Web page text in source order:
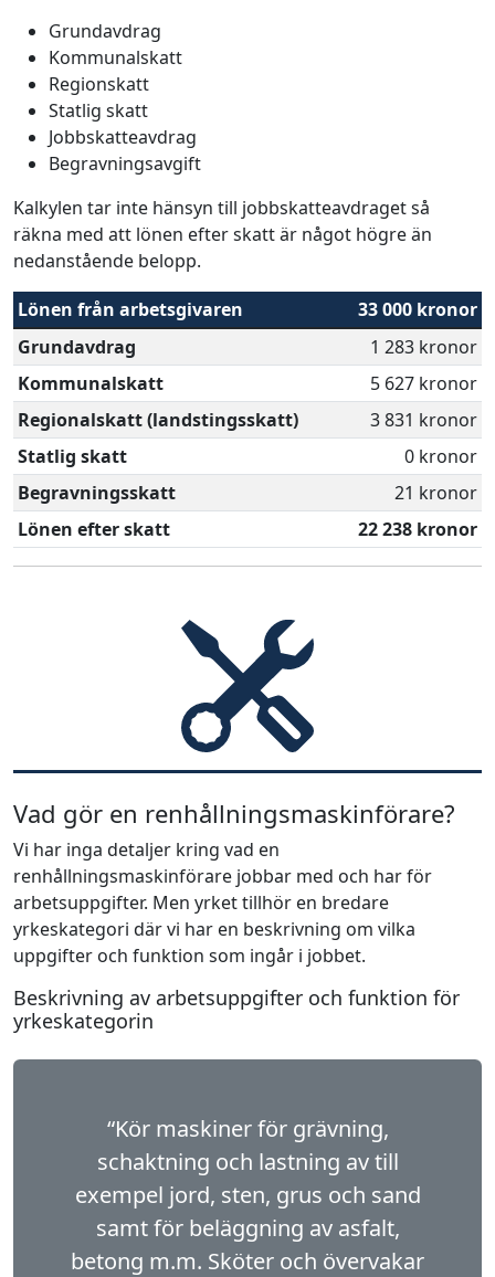
Grundavdrag
Kommunalskatt
Regionskatt
Statlig skatt
Jobbskatteavdrag
Begravningsavgift
Kalkylen tar inte hänsyn till jobbskatteavdraget så
räkna med att lönen efter skatt är något högre än
nedanstående belopp.
Lönen från arbetsgivaren
33 000 kronor
Grundavdrag
1 283 kronor
Kommunalskatt
5 627 kronor
Regionalskatt (landstingsskatt)
3 831 kronor
Statlig skatt
0 kronor
Begravningsskatt
21 kronor
Lönen efter skatt
22 238 kronor
Vad gör en renhållningsmaskinförare?
Vi har inga detaljer kring vad en
renhållningsmaskinförare jobbar med och har för
arbetsuppgifter. Men yrket tillhör en bredare
yrkeskategori där vi har en beskrivning om vilka
uppgifter och funktion som ingår i jobbet.
Beskrivning av arbetsuppgifter och funktion för
yrkeskategorin
“Kör maskiner för grävning,
schaktning och lastning av till
exempel jord, sten, grus och sand
samt för beläggning av asfalt,
betong m.m. Sköter och övervakar